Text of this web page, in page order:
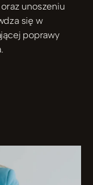
unoszeniu
się w
poprawy